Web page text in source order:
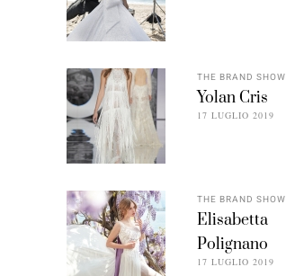
THE BRAND SHOW
Yolan Cris
17 LUGLIO 2019
THE BRAND SHOW
Elisabetta
Polignano
17 LUGLIO 2019